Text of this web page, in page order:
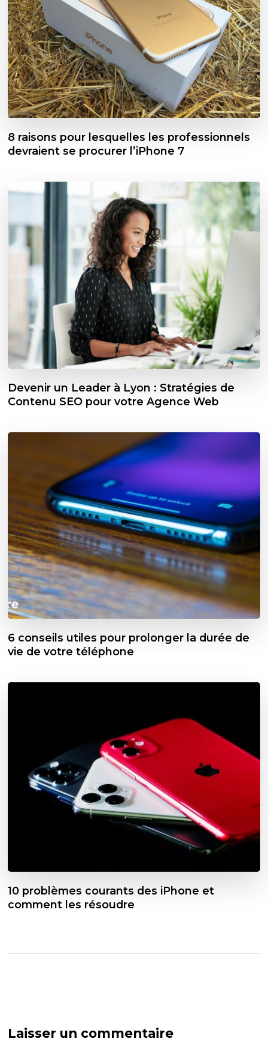
8 raisons pour lesquelles les professionnels
devraient se procurer l’iPhone 7
Devenir un Leader à Lyon : Stratégies de
Contenu SEO pour votre Agence Web
6 conseils utiles pour prolonger la durée de
vie de votre téléphone
10 problèmes courants des iPhone et
comment les résoudre
Laisser un commentaire